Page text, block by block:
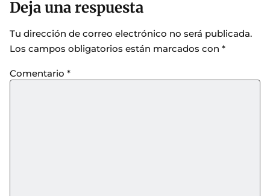
Deja una respuesta
Tu dirección de correo electrónico no será publicada.
Los campos obligatorios están marcados con *
Comentario *